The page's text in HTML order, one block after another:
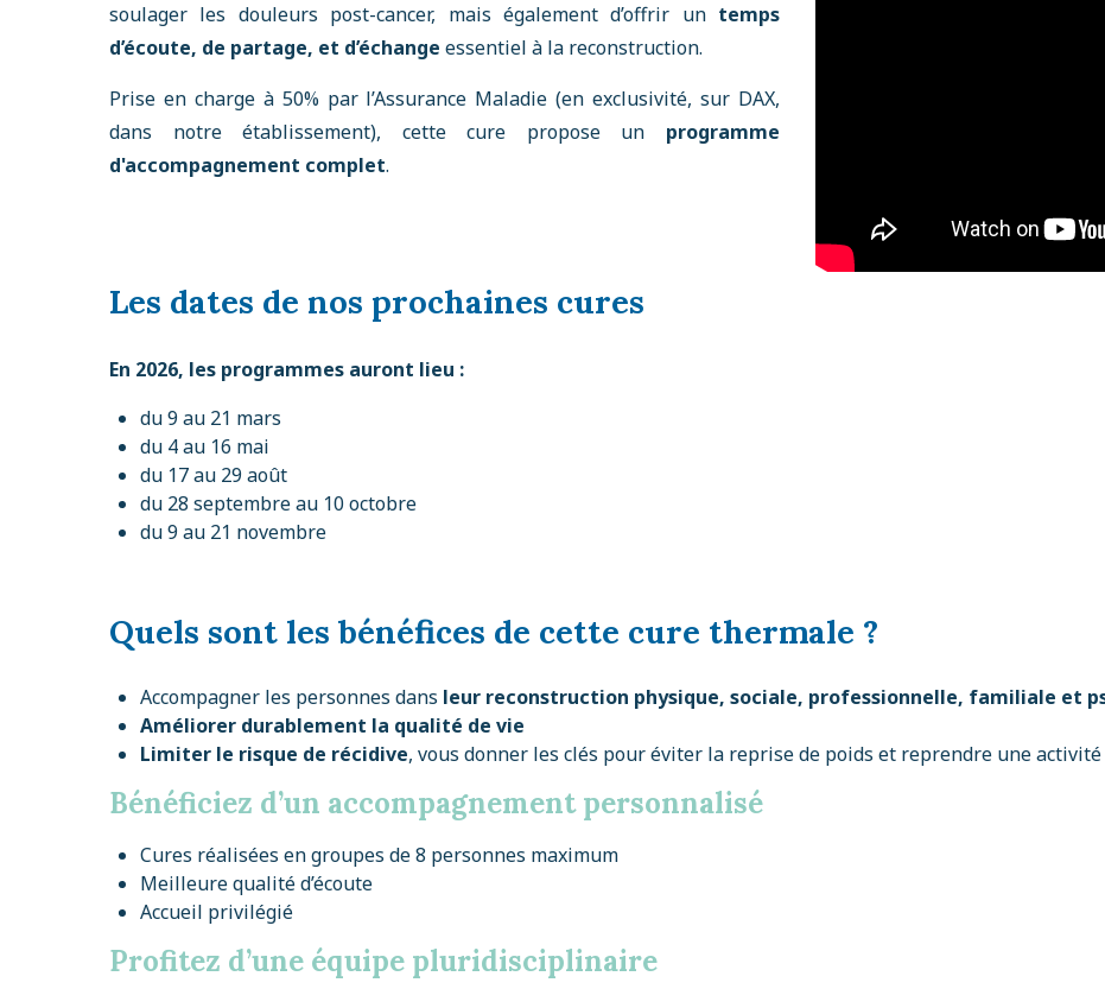
soulager les douleurs post-cancer, mais également d’offrir un temps
d’écoute, de partage, et d’échange essentiel à la reconstruction.
Prise en charge à 50% par l’Assurance Maladie (en exclusivité, sur DAX,
dans notre établissement), cette cure propose un programme
d'accompagnement complet.
Les dates de nos prochaines cures
En 2026, les programmes auront lieu :
du 9 au 21 mars
du 4 au 16 mai
du 17 au 29 août
du 28 septembre au 10 octobre
du 9 au 21 novembre
Quels sont les bénéfices de cette cure thermale ?
Accompagner les personnes dans leur reconstruction physique, sociale, professionnelle, familiale et
Améliorer durablement la qualité de vie
Limiter le risque de récidive, vous donner les clés pour éviter la reprise de poids et reprendre une
Bénéficiez d’un accompagnement personnalisé
Cures réalisées en groupes de 8 personnes maximum
Meilleure qualité d’écoute
Accueil privilégié
Profitez d’une équipe pluridisciplinaire